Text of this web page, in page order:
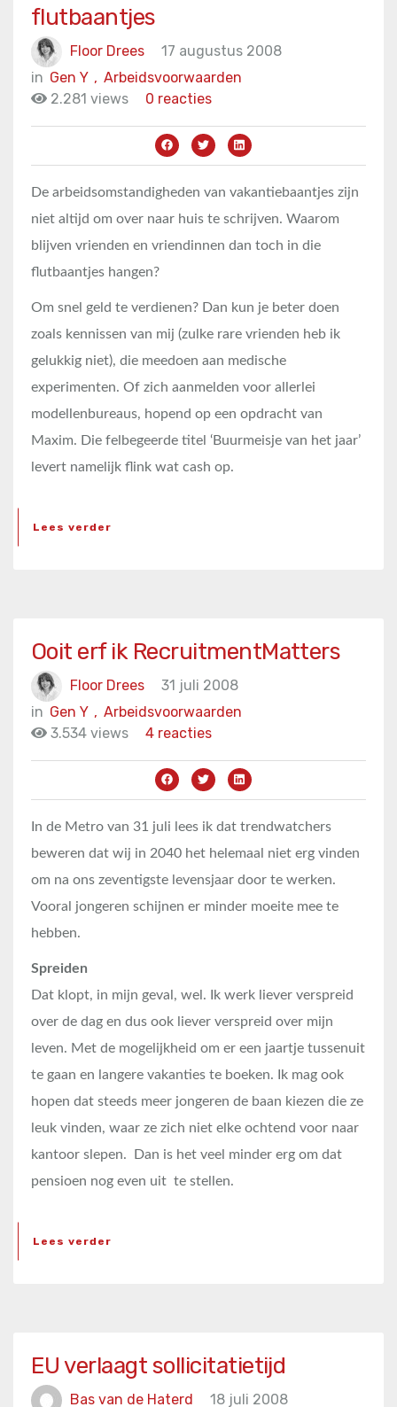
flutbaantjes
Floor Drees
17 augustus 2008
in
Arbeidsvoorwaarden
Gen Y ,
2.281 views
0 reacties
De arbeidsomstandigheden van vakantiebaantjes zijn
niet altijd om over naar huis te schrijven. Waarom
blijven vrienden en vriendinnen dan toch in die
flutbaantjes hangen?
Om snel geld te verdienen? Dan kun je beter doen
zoals kennissen van mij (zulke rare vrienden heb ik
gelukkig niet), die meedoen aan medische
experimenten. Of zich aanmelden voor allerlei
modellenbureaus, hopend op een opdracht van
Maxim. Die felbegeerde titel ‘Buurmeisje van het jaar’
levert namelijk flink wat cash op.
Lees verder
Ooit erf ik RecruitmentMatters
Floor Drees
31 juli 2008
in
Arbeidsvoorwaarden
Gen Y ,
3.534 views
4 reacties
In de Metro van 31 juli lees ik dat trendwatchers
beweren dat wij in 2040 het helemaal niet erg vinden
om na ons zeventigste levensjaar door te werken.
Vooral jongeren schijnen er minder moeite mee te
hebben.
Spreiden
Dat klopt, in mijn geval, wel. Ik werk liever verspreid
over de dag en dus ook liever verspreid over mijn
leven. Met de mogelijkheid om er een jaartje tussenuit
te gaan en langere vakanties te boeken. Ik mag ook
hopen dat steeds meer jongeren de baan kiezen die ze
leuk vinden, waar ze zich niet elke ochtend voor naar
kantoor slepen.
Dan is het veel minder erg om dat
pensioen nog even uit te stellen.
Lees verder
EU verlaagt sollicitatietijd
Bas van de Haterd 18 juli 2008